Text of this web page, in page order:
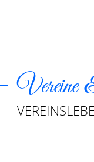
Vereine